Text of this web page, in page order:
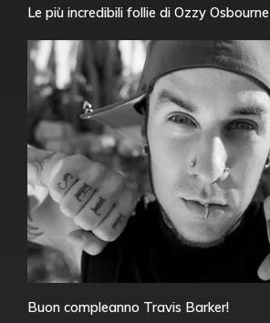
Le più incredibili follie di Ozzy Osbourne
Buon compleanno Travis Barker!